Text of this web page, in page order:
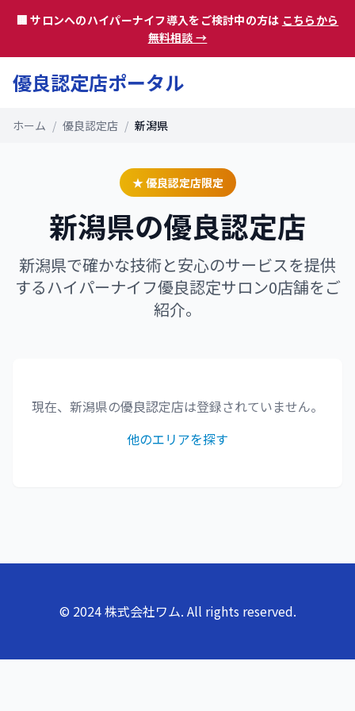
🏢 サロンへのハイパーナイフ導入をご検討中の方は こちらから
無料相談 →
優良認定店ポータル
ホーム / 優良認定店 / 新潟県
★ 優良認定店限定
新潟県の優良認定店
新潟県で確かな技術と安心のサービスを提供
するハイパーナイフ優良認定サロン0店舗をご
紹介。
現在、 新潟県の優良認定店は登録されていません。
他のエリアを探す
© 2024 株式会社ワム. All rights reserved.